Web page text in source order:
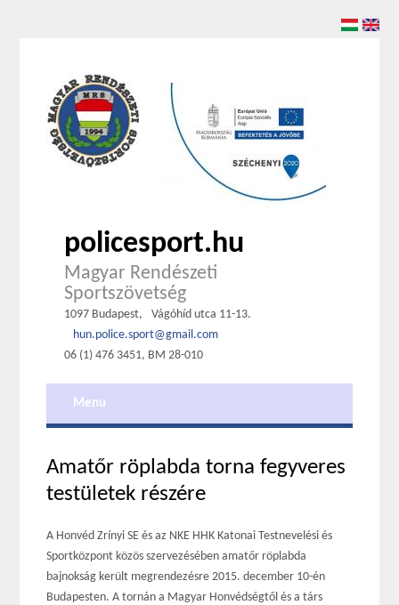
policesport.hu
Magyar Rendészeti
Sportszövetség
1097 Budapest,
Vágóhíd utca 11-13.
hun.police.sport@gmail.com
06 (1) 476 3451, BM 28-010
Menu
Amatőr röplabda torna fegyveres
testületek részére
A Honvéd Zrínyi SE és az NKE HHK Katonai Testnevelési és
Sportközpont közös szervezésében amatőr röplabda
bajnokság került megrendezésre 2015. december 10-én
Budapesten. A tornán a Magyar Honvédségtől és a társ